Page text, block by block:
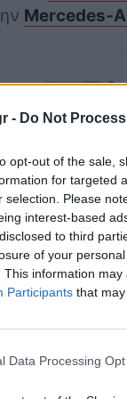
- Do Not
opt-out of the sale,
for targeted
selection. Please
interest-based
to third
of your
This information
Participants that
Data Processing
Mercedes-